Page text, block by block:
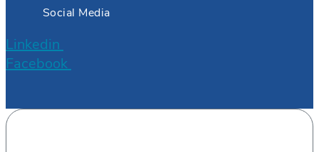
Social Media
Linkedin
Facebook